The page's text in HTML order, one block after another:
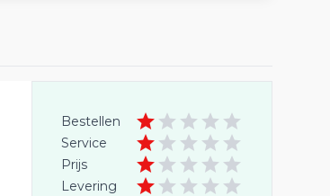
Bestellen
Service
Prijs
Levering